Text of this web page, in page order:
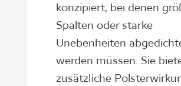
konzipiert, bei denen
Spalten oder starke
Unebenheiten
werden müssen. Sie
zusätzliche